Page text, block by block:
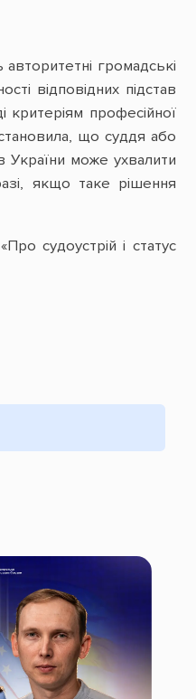
громадські
відповідних підстав
критеріям професійної
що суддя або
України може ухвалити
якщо таке рішення
судоустрій і статус